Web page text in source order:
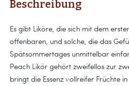
Beschreibung
Es gibt Liköre, die sich mit dem
offenbaren, und solche, die das
Spätsommertages unmittelbar
Peach Likör gehört zweifellos zur
bringt die Essenz vollreifer Früchte